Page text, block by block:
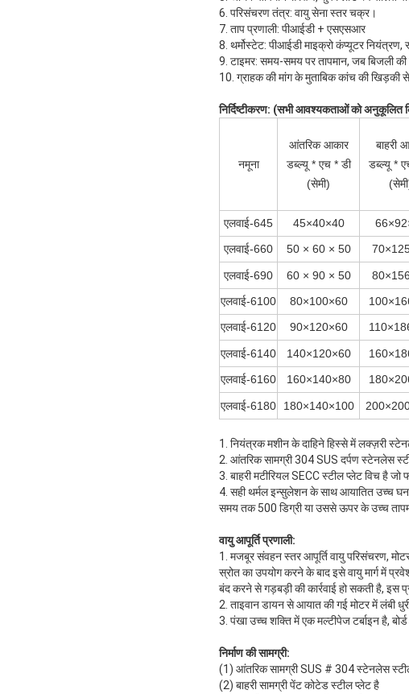
6. परिसंचरण तंत्र: वायु सेना स्तर चक्र।
7. ताप प्रणाली: पीआईडी ​​+ एसएसआर
8. थर्मोस्टेट: पीआईडी ​​​​माइक्रो कंप्यूटर नियंत्रण,
9. टाइमर: समय-समय पर तापमान, जब बिजली
10. ग्राहक की मांग के मुताबिक कांच की खिड़की
निर्दिष्टीकरण: (सभी आवश्यकताओं को अनुकूलित
नमूना
आंतरिक आकार
डब्ल्यू * एच * डी
(सेमी)
बाहरी
डब्ल्यू *
एलवाई-645 45×40×40
एलवाई-660
50 × 60 × 50
एलवाई-690 60 × 90 × 50
एलवाई-6100
80×100×60
एलवाई-6120
90×120×60
एलवाई-6140 140×120×60
एलवाई-6160
160×140×80
एलवाई-6180 180×140×100
1. नियंत्रक मशीन के दाहिने हिस्से में लक्ज़री
2. आंतरिक सामग्री 304 SUS दर्पण स्टेनलेस
3. बाहरी मटीरियल SECC स्टील प्लेट विच है जो
4. सही थर्मल इन्सुलेशन के साथ आयातित उच्च
समय तक 500 डिग्री या उससे ऊपर के उच्च
वायु आपूर्ति प्रणाली:
1. मजबूर संवहन स्तर आपूर्ति वायु परिसंचरण,
स्रोत का उपयोग करने के बाद इसे वायु मार्ग में
बंद करने से गड़बड़ी की कार्रवाई हो सकती है, इस
2. ताइवान डायन से आयात की गई मोटर में लंबी
3. पंखा उच्च शक्ति में एक मल्टीपेज टर्बाइन है,
निर्माण की सामग्री:
(1) आंतरिक सामग्री SUS # 304 स्टेनलेस
(2) बाहरी सामग्री पेंट कोटेड स्टील प्लेट है